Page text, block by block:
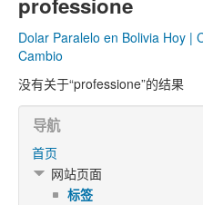
Dolar Paralelo en Bolivia Hoy |
Cambio
没有关于“professione”的结果
导航
首页
网站页面
标签